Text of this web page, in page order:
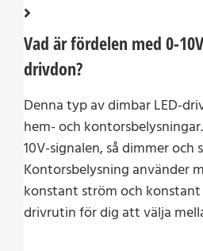
Vad är fördelen med 0-
drivdon?
Denna typ av dimbar LED-
hem- och
10V-signalen, så dimmer
Kontorsbelysning använder
konstant ström och konstant
drivrutin för dig att välja